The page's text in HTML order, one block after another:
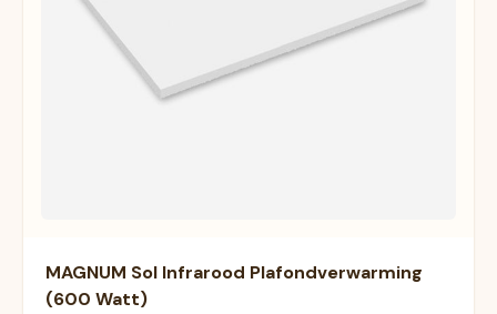
MAGNUM Sol Infrarood Plafondverwarming
(600 Watt)